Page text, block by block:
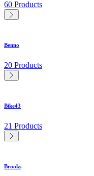
60 Products
Benno
20 Products
Bike43
21 Products
Brooks